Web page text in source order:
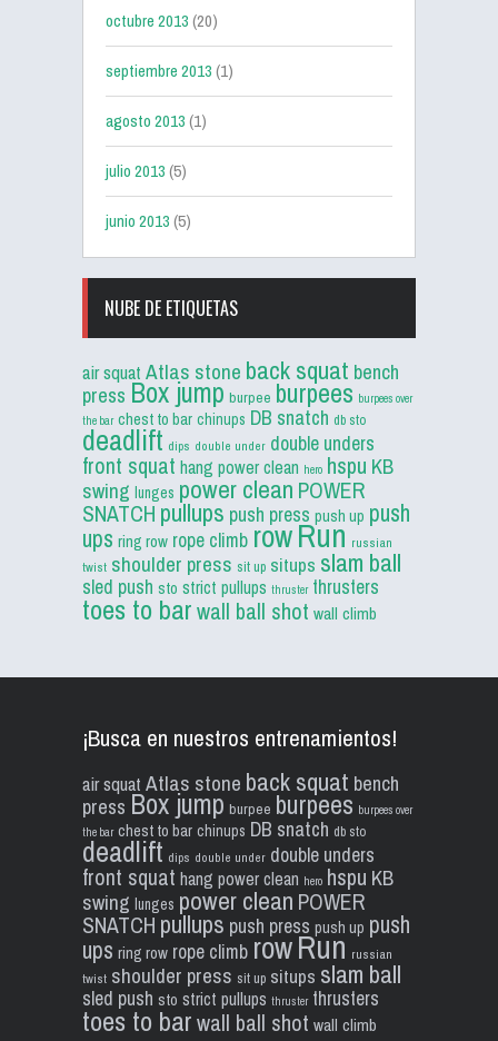
octubre 2013(20)
septiembre 2013(1)
agosto 2013(1)
julio 2013(5)
junio 2013(5)
NUBE DE ETIQUETAS
air squat Atlas stone back squat bench
press Box jump burpee burpees burpees over
the bar chest to bar chinups DB snatch db sto
deadlift dips double under double unders
front squat hang power clean hero hspu KB
swing lunges power clean POWER
SNATCH pullups push press push up push
ups ring row rope climb rowRun russian
twist shoulder press sit up situps slam ball
sled push sto strict pullups thruster thrusters
toes to barwall ball shot wall climb
¡Busca en nuestros entrenamientos!
air squat Atlas stone back squat bench
press Box jump burpee burpees burpees over
the bar chest to bar chinups DB snatch db sto
deadlift dips double under double unders
front squat hang power clean hero hspu KB
swing lunges power clean POWER
SNATCH pullups push press push up push
ups ring row rope climb rowRun russian
twist shoulder press sit up situps slam ball
sled push sto strict pullups thruster thrusters
toes to barwall ball shot wall climb